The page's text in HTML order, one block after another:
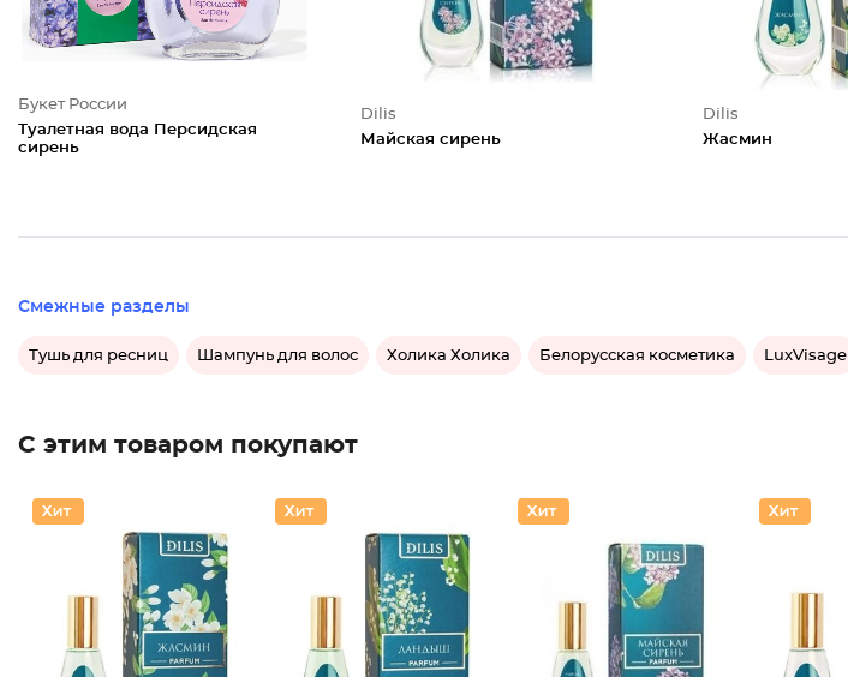
Букет России
Туалетная вода Персидская
сирень
Dilis
Майская сирень
Dilis
Жасмин
Смежные разделы
Тушь для ресниц Шампунь для волос Холика Холика Белорусская косметика LuxVisage
С этим товаром покупают
Духи Эк Духи Эк Духи Эк